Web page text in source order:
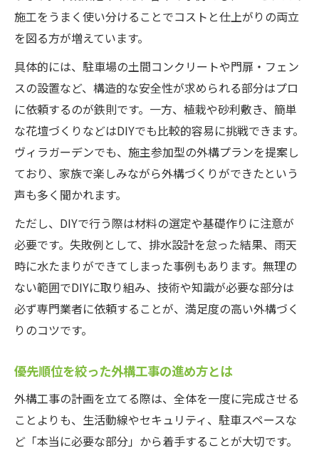
施工をうまく使い分けることでコストと仕上がりの両立
を図る方が増えています。
具体的には、駐車場の土間コンクリートや門扉・フェン
スの設置など、構造的な安全性が求められる部分はプロ
に依頼するのが鉄則です。一方、植栽や砂利敷き、簡単
な花壇づくりなどはDIYでも比較的容易に挑戦できます。
ヴィラガーデンでも、施主参加型の外構プランを提案し
ており、家族で楽しみながら外構づくりができたという
声も多く聞かれます。
ただし、DIYで行う際は材料の選定や基礎作りに注意が
必要です。失敗例として、排水設計を怠った結果、雨天
時に水たまりができてしまった事例もあります。無理の
ない範囲でDIYに取り組み、技術や知識が必要な部分は
必ず専門業者に依頼することが、満足度の高い外構づく
りのコツです。
優先順位を絞った外構工事の進め方とは
外構工事の計画を立てる際は、全体を一度に完成させる
ことよりも、生活動線やセキュリティ、駐車スペースな
ど「本当に必要な部分」から着手することが大切です。